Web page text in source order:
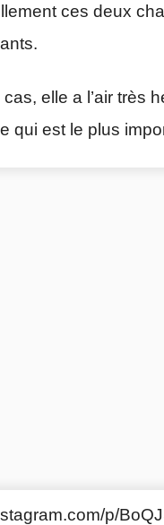
ces deux
elle a l’air très
qui est le plus
p/